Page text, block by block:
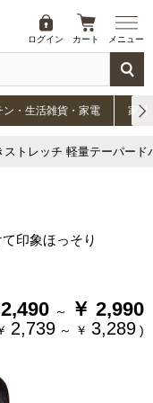
ログイン カート メニュー
ン・生活雑貨・家電 家具
ストレッチ 軽量テーパード
印象ほっそり
2,490 ～ ￥ 2,990
2,739 ～ ￥ 3,289 )